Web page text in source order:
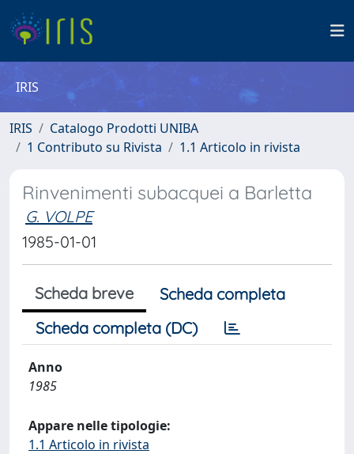
IRIS
IRIS
Catalogo Prodotti UNIBA
1 Contributo su Rivista
1.1 Articolo in rivista
Rinvenimenti subacquei a Barletta
G. VOLPE
1985-01-01
Scheda breve
Scheda completa
Scheda completa (DC)
Anno
1985
Appare nelle tipologie:
1.1 Articolo in rivista